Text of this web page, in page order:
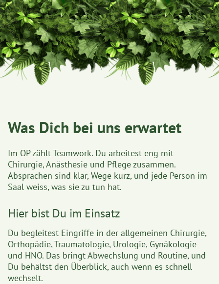
Was Dich bei uns erwartet
Im OP zählt Teamwork. Du arbeitest eng mit
Chirurgie, Anästhesie und Pflege zusammen.
Absprachen sind klar, Wege kurz, und jede Person im
Saal weiss, was sie zu tun hat.
Hier bist Du im Einsatz
Du begleitest Eingriffe in der allgemeinen Chirurgie,
Orthopädie, Traumatologie, Urologie, Gynäkologie
und HNO. Das bringt Abwechslung und Routine, und
Du behältst den Überblick, auch wenn es schnell
wechselt.